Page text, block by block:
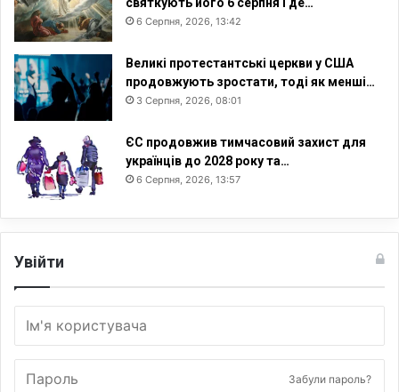
6 Серпня, 2026, 13:42
Великі протестантські церкви у США
продовжують зростати, тоді як менші…
3 Серпня, 2026, 08:01
ЄС продовжив тимчасовий захист для
українців до 2028 року та…
6 Серпня, 2026, 13:57
Увійти
Забули пароль?